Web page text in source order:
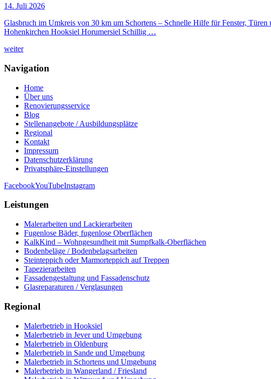
14. Juli 2026
Glasbruch im Umkreis von 30 km um Schortens – Schnelle Hilfe für Fenster,
Hohenkirchen Hooksiel Horumersiel Schillig …
weiter
Navigation
Home
Über uns
Renovierungsservice
Blog
Stellenangebote / Ausbildungsplätze
Regional
Kontakt
Impressum
Datenschutzerklärung
Privatsphäre-Einstellungen
FacebookYouTubeInstagram
Leistungen
Malerarbeiten und Lackierarbeiten
Fugenlose Bäder, fugenlose Oberflächen
KalkKind – Wohngesundheit mit Sumpfkalk-Oberflächen
Bodenbeläge / Bodenbelagsarbeiten
Steinteppich oder Marmorteppich auf Treppen
Tapezierarbeiten
Fassadengestaltung und Fassadenschutz
Glasreparaturen / Verglasungen
Regional
Malerbetrieb in Hooksiel
Malerbetrieb in Jever und Umgebung
Malerbetrieb in Oldenburg
Malerbetrieb in Sande und Umgebung
Malerbetrieb in Schortens und Umgebung
Malerbetrieb in Wangerland / Friesland